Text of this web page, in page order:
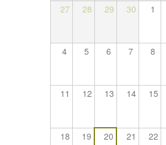
27
28 29 30 1
4 5 6 7 8
11 12 13 14 15
18 19 20 21 22